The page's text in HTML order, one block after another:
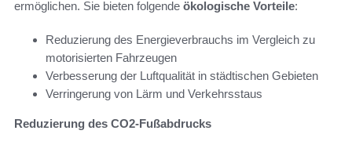
ermöglichen. Sie bieten folgende ökologische Vorteile:
Reduzierung des Energieverbrauchs im Vergleich zu
motorisierten Fahrzeugen
Verbesserung der Luftqualität in städtischen Gebieten
Verringerung von Lärm und Verkehrsstaus
Reduzierung des CO2-Fußabdrucks